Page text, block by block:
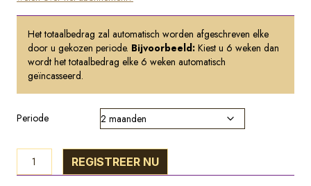
Het totaalbedrag zal automatisch worden afgeschreven elke
door u gekozen periode. Bijvoorbeeld: Kiest u 6 weken dan
wordt het totaalbedrag elke 6 weken automatisch
geïncasseerd.
Periode
Basic-
REGISTREER NU